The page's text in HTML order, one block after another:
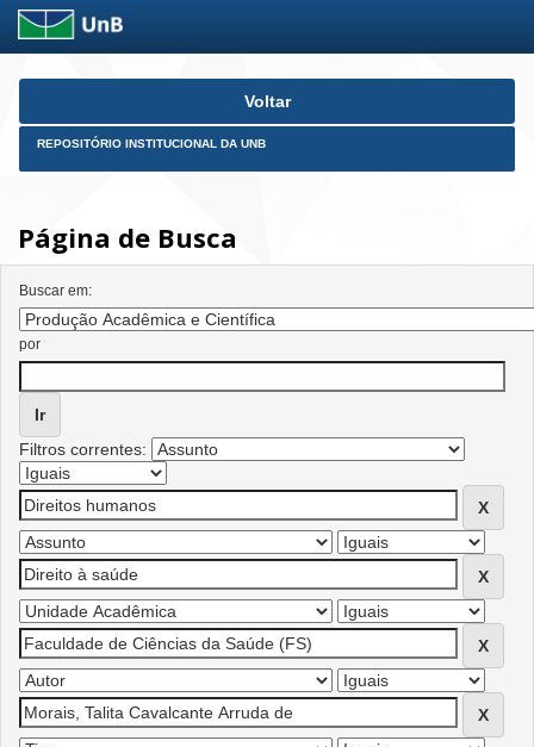
Skip
Voltar
REPOSITÓRIO INSTITUCIONAL DA UNB
Página de Busca
Buscar em:
por
Filtros correntes: